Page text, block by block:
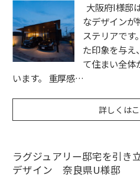
大阪府I様邸
なデザインが
ステリアです
た印象を与え
て住まい全体
います。 重厚感…
詳しくは
ラグジュアリー邸宅を引き
デザイン 奈良県U様邸